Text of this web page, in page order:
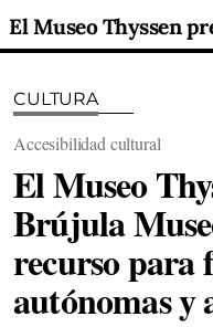
CULTURA
Accesibilidad cultural
El Museo
Brújula
recurso para
autónomas y